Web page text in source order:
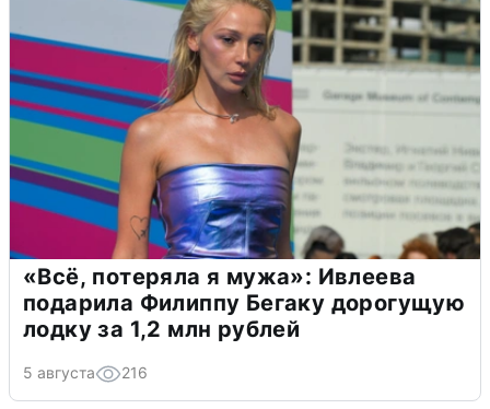
«Всё, потеряла я мужа»: Ивлеева
подарила Филиппу Бегаку дорогущую
лодку за 1,2 млн рублей
5 августа 216